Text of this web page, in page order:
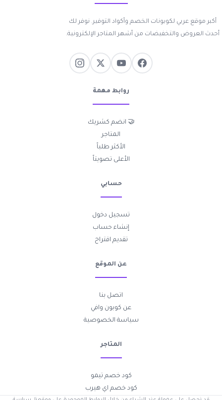
أكبر موقع عربي لكوبونات الخصم وأكواد التوفير. نوفر لك
أحدث العروض والتخفيضات من أشهر المتاجر الإلكترونية.
روابط مهمة
🤝 انضم كشريك
المتاجر
الأكثر طلباً
الأعلى تصويتاً
حسابي
تسجيل دخول
إنشاء حساب
تقديم اقتراح
عن الموقع
اتصل بنا
عن كوبون وافي
سياسة الخصوصية
المتاجر
كود خصم تيمو
كود خصم اي هيرب